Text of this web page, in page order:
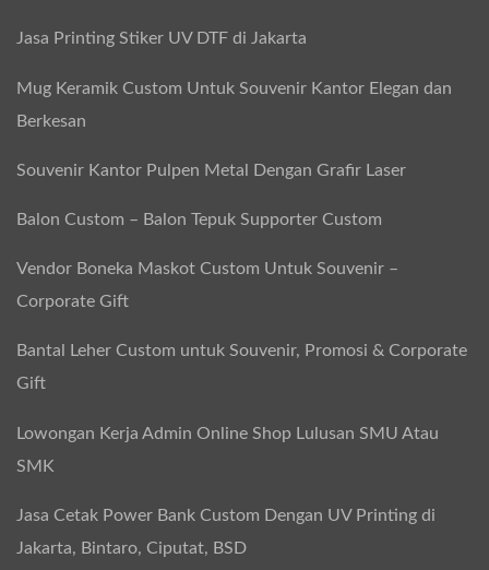
Jasa Printing Stiker UV DTF di Jakarta
Mug Keramik Custom Untuk Souvenir Kantor Elegan dan
Berkesan
Souvenir Kantor Pulpen Metal Dengan Grafir Laser
Balon Custom – Balon Tepuk Supporter Custom
Vendor Boneka Maskot Custom Untuk Souvenir –
Corporate Gift
Bantal Leher Custom untuk Souvenir, Promosi & Corporate
Gift
Lowongan Kerja Admin Online Shop Lulusan SMU Atau
SMK
Jasa Cetak Power Bank Custom Dengan UV Printing di
Jakarta, Bintaro, Ciputat, BSD